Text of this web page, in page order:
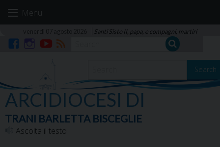
Menu
Santi Sisto II, papa, e compagni, martiri
Search
ARCIDIOCESI DI
TRANI BARLETTA BISCEGLIE
Ascolta il testo